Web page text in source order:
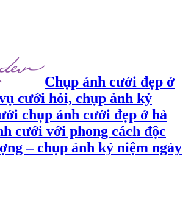
Chụp ảnh cưới đẹp ở
cưới hỏi, chụp ảnh kỷ
chụp ảnh cưới đẹp ở hà
cưới với phong cách độc
– chụp ảnh kỷ niệm ngày